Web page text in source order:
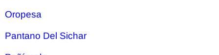
Oropesa
Pantano Del Sichar